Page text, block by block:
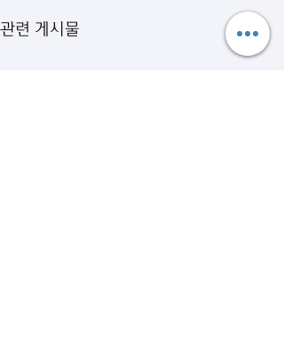
관련 게시물